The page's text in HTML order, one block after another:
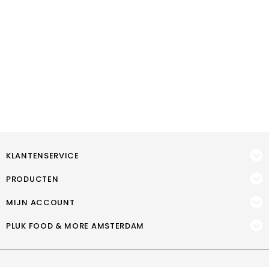
KLANTENSERVICE
PRODUCTEN
MIJN ACCOUNT
PLUK FOOD & MORE AMSTERDAM